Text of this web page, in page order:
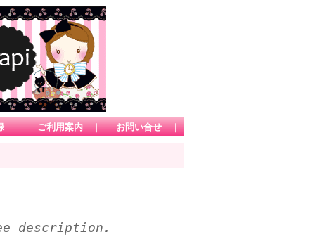
｜ ご利用案内 ｜ お問い合せ ｜
description.